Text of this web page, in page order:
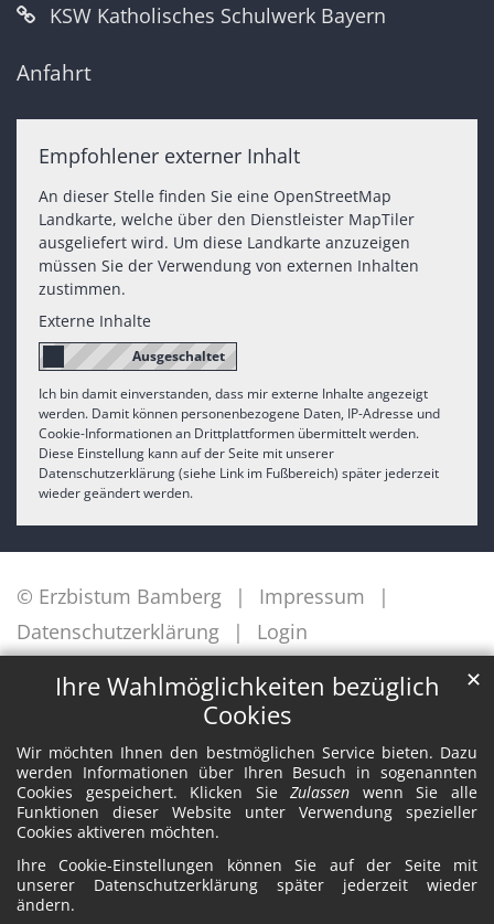
Ihre Wahlmöglichkeiten bezüglich
Cookies
Wir möchten Ihnen den bestmöglichen Service bieten. Dazu
werden Informationen über Ihren Besuch in sogenannten
Cookies gespeichert. Klicken SieZulassen wenn Sie alle
Funktionen dieser Website unter Verwendung spezieller
Cookies aktiveren möchten.
Ihre Cookie-Einstellungen können Sie auf der Seite mit
unserer Datenschutzerklärung später jederzeit wieder
ändern.
✕
KSW Katholisches Schulwerk Bayern
Anfahrt
Empfohlener externer Inhalt
An dieser Stelle finden Sie eine OpenStreetMap
Landkarte, welche über den Dienstleister MapTiler
ausgeliefert wird. Um diese Landkarte anzuzeigen
müssen Sie der Verwendung von externen Inhalten
zustimmen.
Externe Inhalte
Ich bin damit einverstanden, dass mir externe Inhalte angezeigt
werden. Damit können personenbezogene Daten, IP-Adresse und
Cookie-Informationen an Drittplattformen übermittelt werden.
Diese Einstellung kann auf der Seite mit unserer
Datenschutzerklärung (siehe Link im Fußbereich) später jederzeit
wieder geändert werden.
© Erzbistum Bamberg
Impressum
Datenschutzerklärung
Login